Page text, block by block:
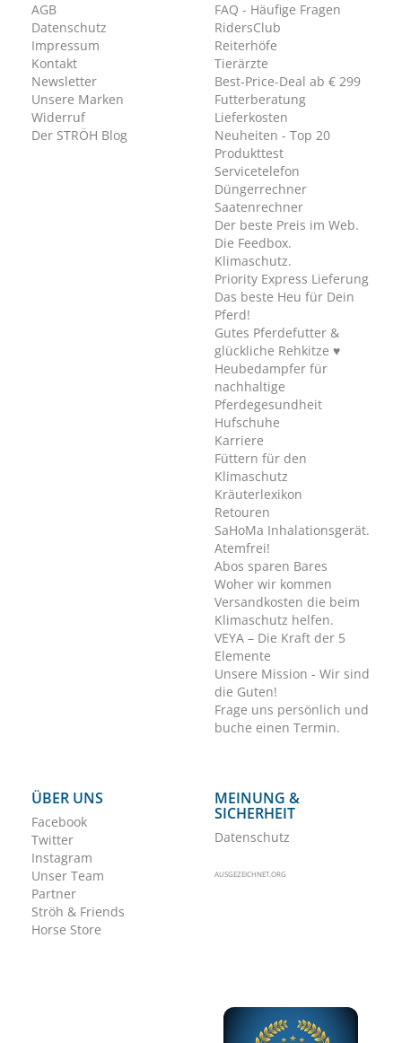
AGB
Datenschutz
Impressum
Kontakt
Newsletter
Unsere Marken
Widerruf
Der STRÖH Blog
FAQ - Häufige Fragen
RidersClub
Reiterhöfe
Tierärzte
Best-Price-Deal ab € 299
Futterberatung
Lieferkosten
Neuheiten - Top 20
Produkttest
Servicetelefon
Düngerrechner
Saatenrechner
Der beste Preis im Web.
Die Feedbox.
Klimaschutz.
Priority Express Lieferung
Das beste Heu für Dein
Pferd!
Gutes Pferdefutter &
glückliche Rehkitze ♥
Heubedampfer für
nachhaltige
Pferdegesundheit
Hufschuhe
Karriere
Füttern für den
Klimaschutz
Kräuterlexikon
Retouren
SaHoMa Inhalationsgerät.
Atemfrei!
Abos sparen Bares
Woher wir kommen
Versandkosten die beim
Klimaschutz helfen.
VEYA – Die Kraft der 5
Elemente
Unsere Mission - Wir sind
die Guten!
Frage uns persönlich und
buche einen Termin.
ÜBER UNS
Facebook
Twitter
Instagram
Unser Team
Partner
Ströh & Friends
Horse Store
MEINUNG &
SICHERHEIT
Datenschutz
AUSGEZEICHNET.ORG